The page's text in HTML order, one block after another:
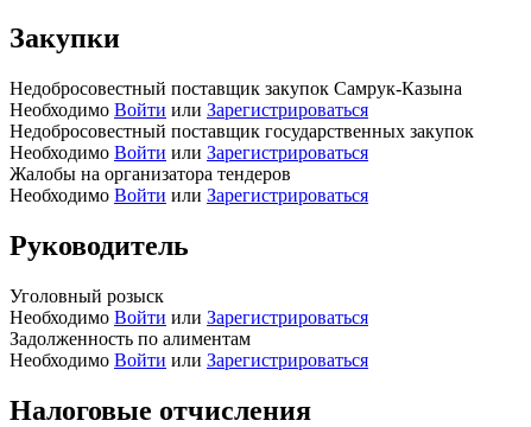
Закупки
Недобросовестный поставщик закупок Самрук-Казына
Необходимо Войти или Зарегистрироваться
Недобросовестный поставщик государственных закупок
Необходимо Войти или Зарегистрироваться
Жалобы на организатора тендеров
Необходимо Войти или Зарегистрироваться
Руководитель
Уголовный розыск
Необходимо Войти или Зарегистрироваться
Задолженность по алиментам
Необходимо Войти или Зарегистрироваться
Налоговые отчисления